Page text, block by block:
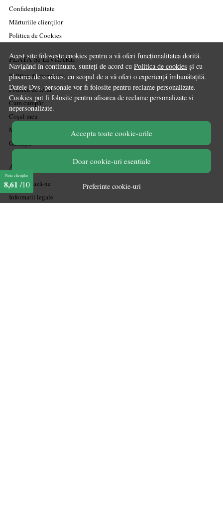
Acest site folosește cookies pentru a vă oferi funcționalitatea dorită.
Navigând în continuare, sunteți de acord cu Politica de cookies și cu
plasarea de cookies, cu scopul de a vă oferi o experiență îmbunătațită.
Datele Dvs. personale vor fi folosite pentru reclame personalizate.
Cookies pot fi folosite pentru afisarea de reclame personalizate si
nepersonalizate.
Accepta toate cookie-urile
Doar cookie-uri esentiale
Preferinte cookie-uri
Confidențialitate
Mărturiile clienților
Politica de Cookies
PLATA SI LIVRARE
Politica de transport
Politica de retur
Cum cumpăr
Coșul meu
Metode de plată
Garanție
ASISTENTA
Contactează-ne
Informatii legale
Nota clienților
8,61 /10